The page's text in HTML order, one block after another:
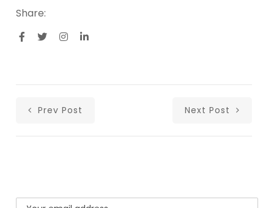
Share:
Prev Post Next Post